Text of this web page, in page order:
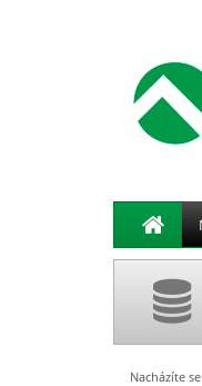
Nacházíte se: